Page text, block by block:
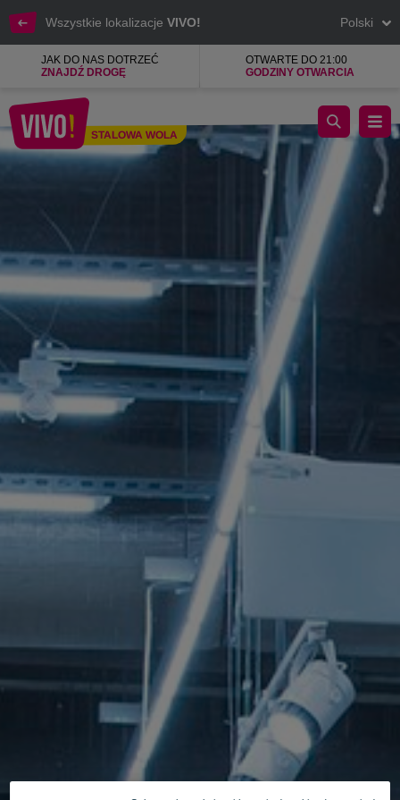
Wszystkie lokalizacje VIVO! Polski
JAK DO NAS DOTRZEĆ
ZNAJDŹ DROGĘ
OTWARTE DO 21:00
GODZINY OTWARCIA
STALOWA WOLA
Odzież, Obuwie, Dodatki, Mały sprzęt AGD